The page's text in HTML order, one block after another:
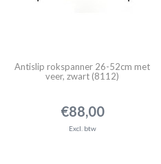
Antislip rokspanner 26-52cm met
veer, zwart (8112)
€88,00
Excl. btw